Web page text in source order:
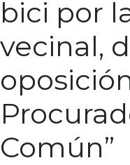
bici por
vecinal,
Común”